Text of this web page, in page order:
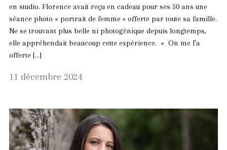
en studio. Florence avait reçu en cadeau pour ses 50 ans une
séance photo « portrait de femme » offerte par toute sa famille.
Ne se trouvant plus belle ni photogénique depuis longtemps,
elle appréhendait beaucoup cette expérience. « On me l’a
offerte […]
11 décembre 2024
décembre